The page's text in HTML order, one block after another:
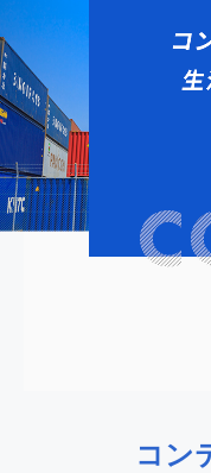
コンテナの利用
会 社 情 報
コン